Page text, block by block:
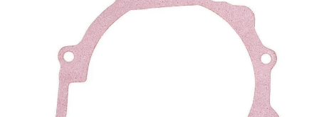
war:
8,00€
ist:
7,20€.